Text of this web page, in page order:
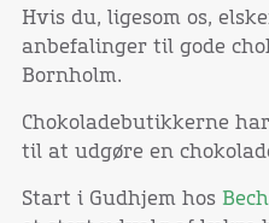
Hvis du, ligesom os,
anbefalinger til gode
Bornholm.
Chokoladebutikkerne
til at udgøre en
Start i Gudhjem hosBech